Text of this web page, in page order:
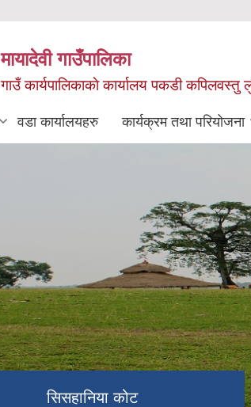
मायादेवी गाउँपालिका
गाउँ कार्यपालिकाकाे कार्यालय पकडी कपिलवस्तु
वडा कार्यालयहरु कार्यक्रम तथा परियोजना
सिसहानिया कोट